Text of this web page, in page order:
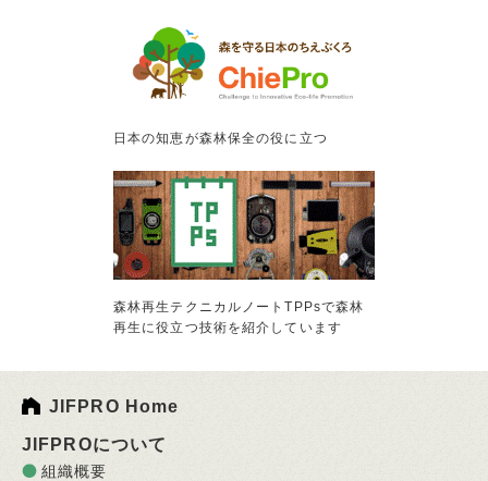
日本の知恵が森林保全の役に立つ
森林再生テクニカルノートTPPsで森林
再生に役立つ技術を紹介しています
JIFPRO Home
JIFPROについて
組織概要